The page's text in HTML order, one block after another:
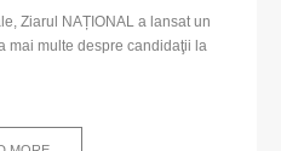
Ziarul NAȚIONAL a lansat un
mai multe despre candidaţii la